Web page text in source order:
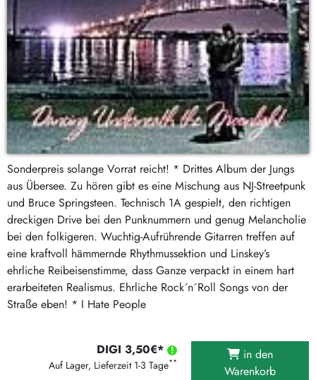
Sonderpreis solange Vorrat reicht! * Drittes Album der Jungs
aus Übersee. Zu hören gibt es eine Mischung aus NJ-Streetpunk
und Bruce Springsteen. Technisch 1A gespielt, den richtigen
dreckigen Drive bei den Punknummern und genug Melancholie
bei den folkigeren. Wuchtig-Aufrührende Gitarren treffen auf
eine kraftvoll hämmernde Rhythmussektion und Linskey’s
ehrliche Reibeisenstimme, dass Ganze verpackt in einem hart
erarbeiteten Realismus. Ehrliche Rock´n´Roll Songs von der
Straße eben! * I Hate People
DIGI 3,50€*
Auf Lager, Lieferzeit 1-3 Tage**
in den
Warenkorb